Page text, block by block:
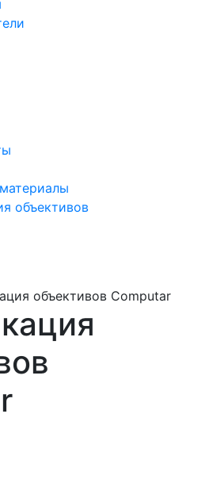
объективов
объективов Computar